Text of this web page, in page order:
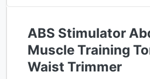
ABS Stimulator
Muscle Training
Waist Trimmer